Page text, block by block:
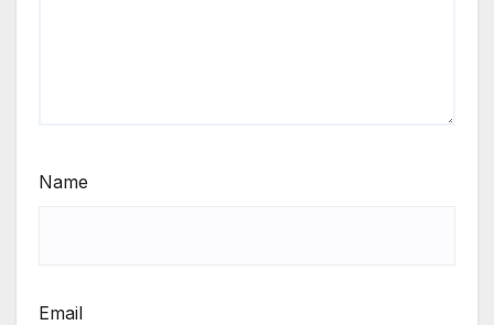
Name
Email